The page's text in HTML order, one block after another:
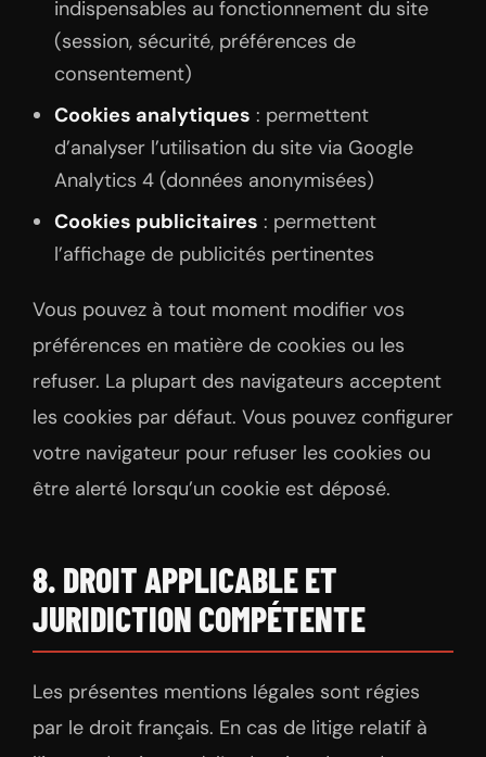
indispensables au fonctionnement du site
(session, sécurité, préférences de
consentement)
Cookies analytiques : permettent
d’analyser l’utilisation du site via Google
Analytics 4 (données anonymisées)
Cookies publicitaires : permettent
l’affichage de publicités pertinentes
Vous pouvez à tout moment modifier vos
préférences en matière de cookies ou les
refuser. La plupart des navigateurs acceptent
les cookies par défaut. Vous pouvez configurer
votre navigateur pour refuser les cookies ou
être alerté lorsqu’un cookie est déposé.
8. DROIT APPLICABLE ET
JURIDICTION COMPÉTENTE
Les présentes mentions légales sont régies
par le droit français. En cas de litige relatif à